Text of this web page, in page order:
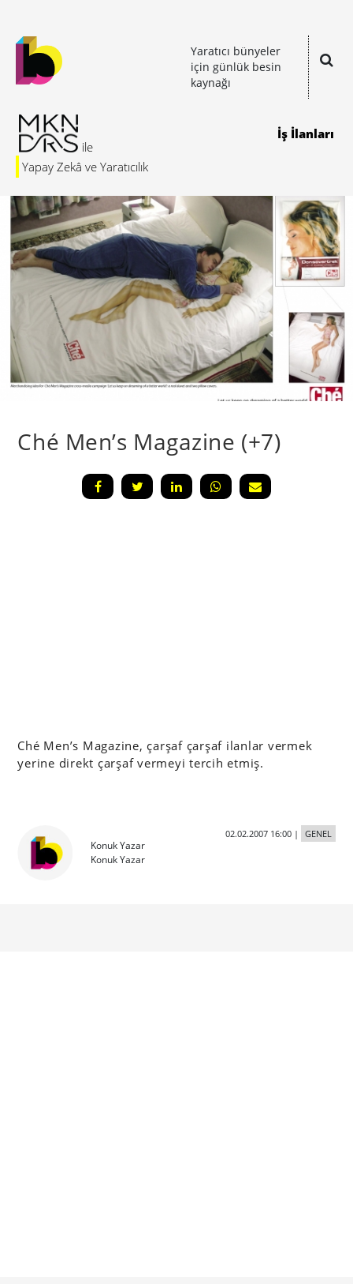
Yaratıcı bünyeler
için günlük besin
kaynağı
Yapay Zekâ ve Yaratıcılık
İş İlanları
Ché Men’s Magazine (+7)
Ché Men’s Magazine, çarşaf çarşaf ilanlar vermek
yerine direkt çarşaf vermeyi tercih etmiş.
Konuk Yazar
Konuk Yazar
02.02.2007 16:00| GENEL